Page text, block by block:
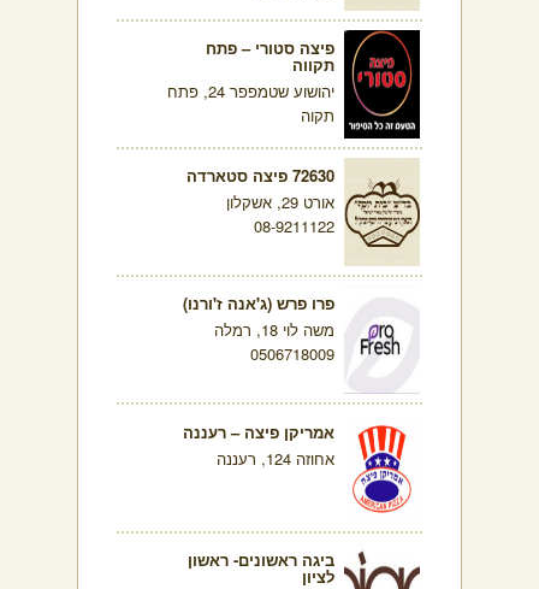
פיצה סטורי – פתח
תקווה
יהושוע שטמפפר 24, פתח
תקוה
72630 פיצה סטארדה
אורט 29, אשקלון
08-9211122
פרו פרש (ג'אנה ז'ורנו)
משה לוי 18, רמלה
0506718009
אמריקן פיצה – רעננה
אחוזה 124, רעננה
ביגה ראשונים- ראשון
לציון